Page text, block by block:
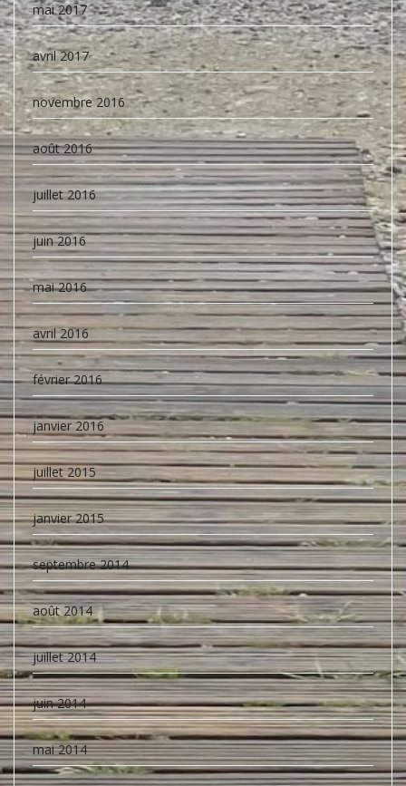
mai 2017
avril 2017
novembre 2016
août 2016
juillet 2016
juin 2016
mai 2016
avril 2016
février 2016
janvier 2016
juillet 2015
janvier 2015
septembre 2014
août 2014
juillet 2014
juin 2014
mai 2014